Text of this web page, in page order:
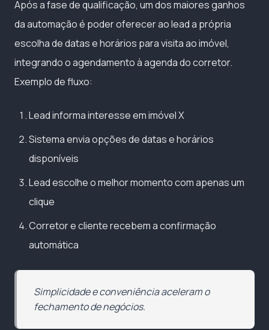
Após a fase de qualificação, um dos maiores ganhos
da automação é poder oferecer ao lead a própria
escolha de datas e horários para visita ao imóvel,
integrando o agendamento à agenda do corretor.
Exemplo de fluxo:
Lead informa interesse em imóvel X
Sistema envia opções de datas e horários
disponíveis
Lead escolhe o melhor momento com apenas um
clique
Corretor e cliente recebem a confirmação
automática
Simplicidade e conveniência aceleram o
fechamento de negócios.